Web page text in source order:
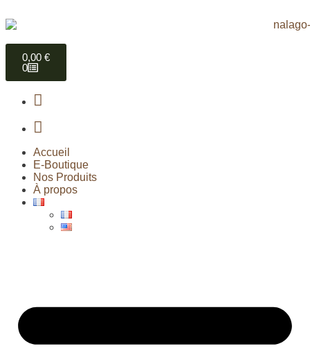
0,00 €
0
Accueil
E-Boutique
Nos Produits
À propos